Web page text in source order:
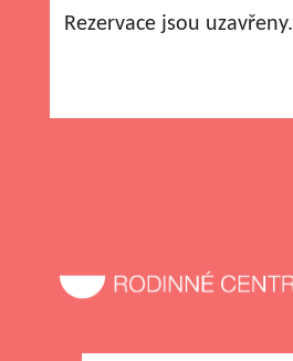
Rezervace jsou uzavřeny.